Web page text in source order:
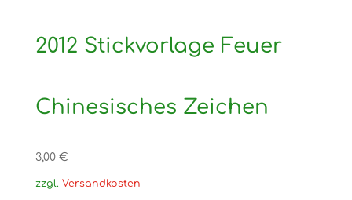
2012 Stickvorlage Feuer
Chinesisches Zeichen
3,00 €
zzgl. Versandkosten